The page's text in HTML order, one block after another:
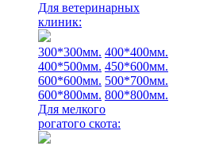
Для ветеринарных
клиник:
300*300мм. 400*400мм.
400*500мм. 450*600мм.
600*600мм. 500*700мм.
600*800мм. 800*800мм.
Для мелкого
рогатого скота: